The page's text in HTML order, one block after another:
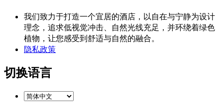
我们致力于打造一个宜居的酒店，以自在与宁静为设计
理念，追求低视觉冲击、自然光线充足，并环绕着绿色
植物，让您感受到舒适与自然的融合。
隐私政策
切换语言